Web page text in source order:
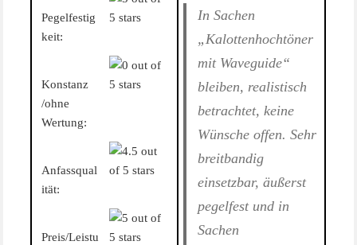
Pegelfestig
keit:
Konstanz
/ohne
Wertung:
Anfassqual
ität:
Preis/Leistu
In Sachen
„Kalottenhochtöner
mit Waveguide“
bleiben, realistisch
betrachtet, keine
Wünsche offen. Sehr
breitbandig
einsetzbar, äußerst
pegelfest und in
Sachen